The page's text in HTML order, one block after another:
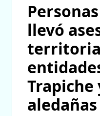
llevó
Trapiche
aledañas